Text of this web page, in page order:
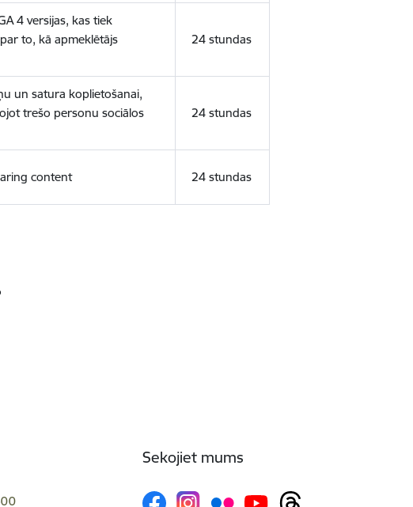
4 versijas, kas tiek
to, kā apmeklētājs
24 stundas
un satura koplietošanai,
trešo personu sociālos
24 stundas
content 24 stundas
Sekojiet mums